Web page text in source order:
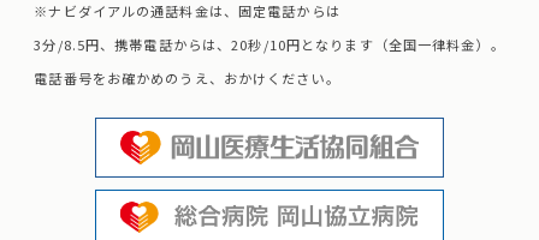
※ナビダイアルの通話料金は、固定電話からは
3分/8.5円、携帯電話からは、20秒/10円となります（全国一律料金）。
電話番号をお確かめのうえ、おかけください。